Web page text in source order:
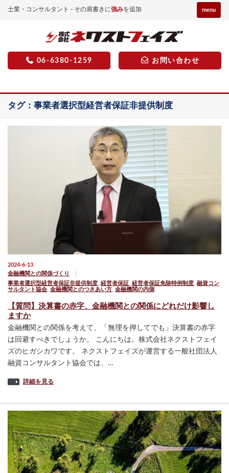
士業・コンサルタント - その肩書きに強みを追加 menu
06-6380-1259 お問い合わせ
タグ：事業者選択型経営者保証非提供制度
2024-6-13
金融機関との関係づくり
事業者選択型経営者保証非提供制度 経営者保証 経営者保証免除特例制度 融資コン
サルタント協会 金融機関とのつきあい方 金融機関の内側
【質問】決算書の赤字、金融機関との関係にどれだけ影響し
ますか
金融機関との関係を考えて、「無理を押してでも」決算書の赤字
は回避すべきでしょうか。 こんにちは。株式会社ネクストフェイ
ズのヒガシカワです。 ネクストフェイズが運営する一般社団法人
融資コンサルタント協会では、…
詳細を見る